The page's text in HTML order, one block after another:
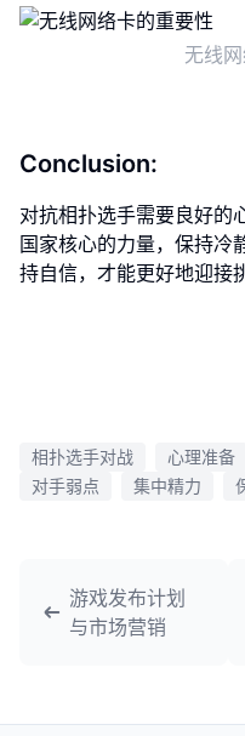
无线
Conclusion:
对抗相扑选手需要良好的
国家核心的力量，保持冷
持自信，才能更好地迎接
相扑选手对战 心理准备
对手弱点
集中精力
游戏发布计划
与市场营销